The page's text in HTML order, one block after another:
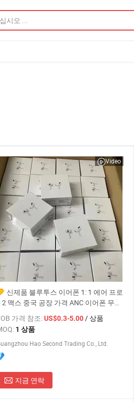
Video
신제품 블루투스 이어폰 1: 1 에어 프로
2 맥스 중국 공장 가격 ANC 이어폰 무선
헤드폰 TWS
가격 참조:US$0.3-5.00/ 상품
1 상품
Hao Second Trading Co., Ltd.
지금 연락